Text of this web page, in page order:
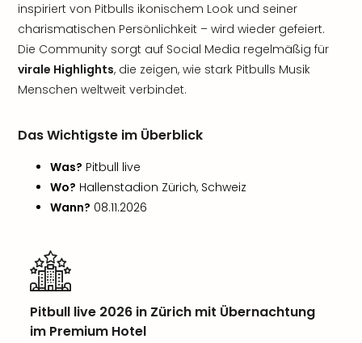
inspiriert von Pitbulls ikonischem Look und seiner
charismatischen Persönlichkeit – wird wieder gefeiert.
Die Community sorgt auf Social Media regelmäßig für
virale Highlights, die zeigen, wie stark Pitbulls Musik
Menschen weltweit verbindet.
Das Wichtigste im Überblick
Was? Pitbull live
Wo? Hallenstadion Zürich, Schweiz
Wann? 08.11.2026
Pitbull live 2026 in Zürich mit Übernachtung
im Premium Hotel